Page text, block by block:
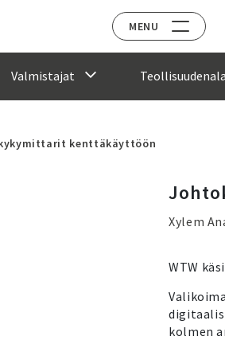
MENU
Valmistajat
kenttäkäyttöön
Xylem
WTW
kolmen